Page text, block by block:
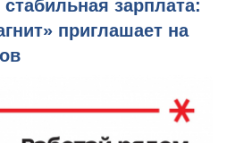
зарплата:
приглашает на